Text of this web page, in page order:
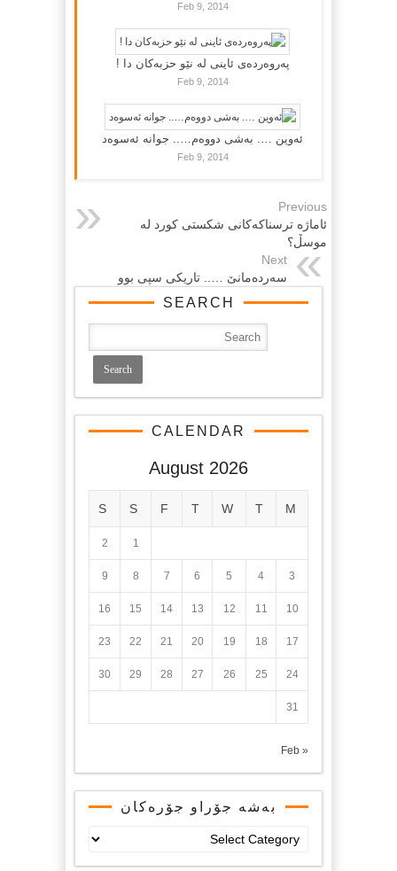
Feb 9, 2014
پەروەردەی ئاینی لە نێو حزبەکان دا !
Feb 9, 2014
ئەوین …. بەشی دووەم….. جوانە ئەسوەد
Feb 9, 2014
Previous
ئاماژه‌ ترسناكه‌كانی شكستی كورد له‌
موسڵ؟‏
Next
سه‌رده‌مانێ ….. تاریکی سپی بوو
SEARCH
CALENDAR
August 2026
M
T
W
T
F
S
S
1
2
3
4
5
6
7
8
9
10
11
12
13
14
15
16
17
18
19
20
21
22
23
24
25
26
27
28
29
30
31
« Feb
بەشە جۆراو جۆرەکان